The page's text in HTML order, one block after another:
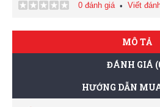
0 đánh giá• Viết
MÔ TẢ
ĐÁNH GIÁ
HƯỚNG DẪN